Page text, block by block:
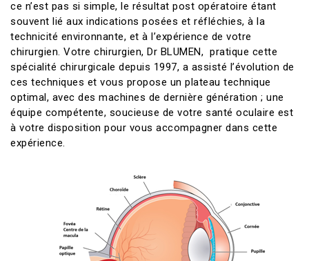
ce n’est pas si simple, le résultat post opératoire étant
souvent lié aux indications posées et réfléchies, à la
technicité environnante, et à l’expérience de votre
chirurgien. Votre chirurgien, Dr BLUMEN, pratique cette
spécialité chirurgicale depuis 1997, a assisté l’évolution de
ces techniques et vous propose un plateau technique
optimal, avec des machines de dernière génération ; une
équipe compétente, soucieuse de votre santé oculaire est
à votre disposition pour vous accompagner dans cette
expérience.